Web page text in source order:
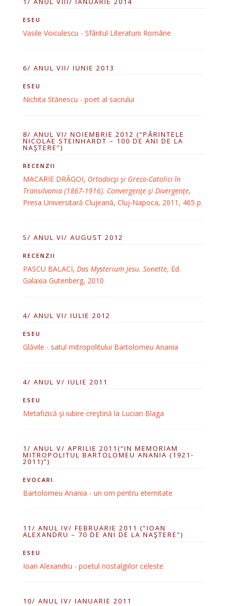
ESEU
Vasile Voiculescu - Sfântul Literaturii Române
6/ ANUL VII/ IUNIE 2013
ESEU
Nichita Stănescu - poet al sacrului
8/ ANUL VI/ NOIEMBRIE 2012 (“PĂRINTELE
NICOLAE STEINHARDT – 100 DE ANI DE LA
NAŞTERE”)
RECENZII
MACARIE DRĂGOI, Ortodocşi şi Greco-Catolici în
Transilvania (1867-1916). Convergenţe şi Divergenţe,
Presa Universitară Clujeană, Cluj-Napoca, 2011, 465 p.
5/ ANUL VI/ AUGUST 2012
RECENZII
PASCU BALACI, Das Mysterium Jesu. Sonette, Ed.
Galaxia Gutenberg, 2010
4/ ANUL VI/ IULIE 2012
ESEU
Glăvile - satul mitropolitului Bartolomeu Anania
4/ ANUL V/ IULIE 2011
ESEU
Metafizică şi iubire creştină la Lucian Blaga
1/ ANUL V/ APRILIE 2011(“IN MEMORIAM
MITROPOLITUL BARTOLOMEU ANANIA (1921-
2011)”)
EVOCARI
Bartolomeu Anania - un om pentru eternitate
11/ ANUL IV/ FEBRUARIE 2011 (“IOAN
ALEXANDRU – 70 DE ANI DE LA NAŞTERE”)
ESEU
Ioan Alexandru - poetul nostalgiilor celeste
10/ ANUL IV/ IANUARIE 2011